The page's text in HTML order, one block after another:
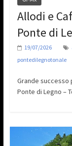
Allodi e
Ponte di
19/07/2026
pontedilegnotonale
Grande successo
Ponte di Legno –